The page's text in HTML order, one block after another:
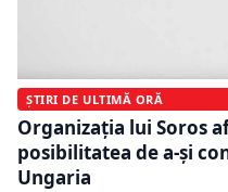
ȘTIRI DE ULTIMĂ ORĂ
Organizaţia lui Soros
posibilitatea de a-şi
Ungaria